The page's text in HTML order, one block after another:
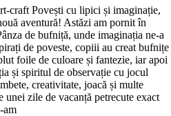
craft Povești cu lipici și imaginație,
aventură! Astăzi am pornit în
de bufniță, unde imaginația ne-a
de poveste, copiii au creat bufnițe
foile de culoare și fantezie, iar apoi
și spiritul de observație cu jocul
creativitate, joacă și multe
unei zile de vacanță petrecute exact
am